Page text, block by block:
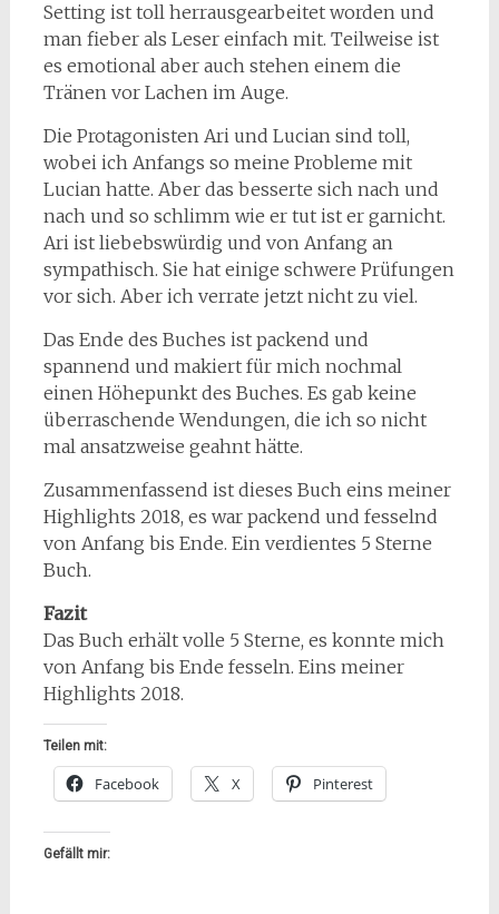
Setting ist toll herrausgearbeitet worden und
man fieber als Leser einfach mit. Teilweise ist
es emotional aber auch stehen einem die
Tränen vor Lachen im Auge.
Die Protagonisten Ari und Lucian sind toll,
wobei ich Anfangs so meine Probleme mit
Lucian hatte. Aber das besserte sich nach und
nach und so schlimm wie er tut ist er garnicht.
Ari ist liebebswürdig und von Anfang an
sympathisch. Sie hat einige schwere Prüfungen
vor sich. Aber ich verrate jetzt nicht zu viel.
Das Ende des Buches ist packend und
spannend und makiert für mich nochmal
einen Höhepunkt des Buches. Es gab keine
überraschende Wendungen, die ich so nicht
mal ansatzweise geahnt hätte.
Zusammenfassend ist dieses Buch eins meiner
Highlights 2018, es war packend und fesselnd
von Anfang bis Ende. Ein verdientes 5 Sterne
Buch.
Fazit
Das Buch erhält volle 5 Sterne, es konnte mich
von Anfang bis Ende fesseln. Eins meiner
Highlights 2018.
Teilen mit:
Facebook X Pinterest
Gefällt mir: